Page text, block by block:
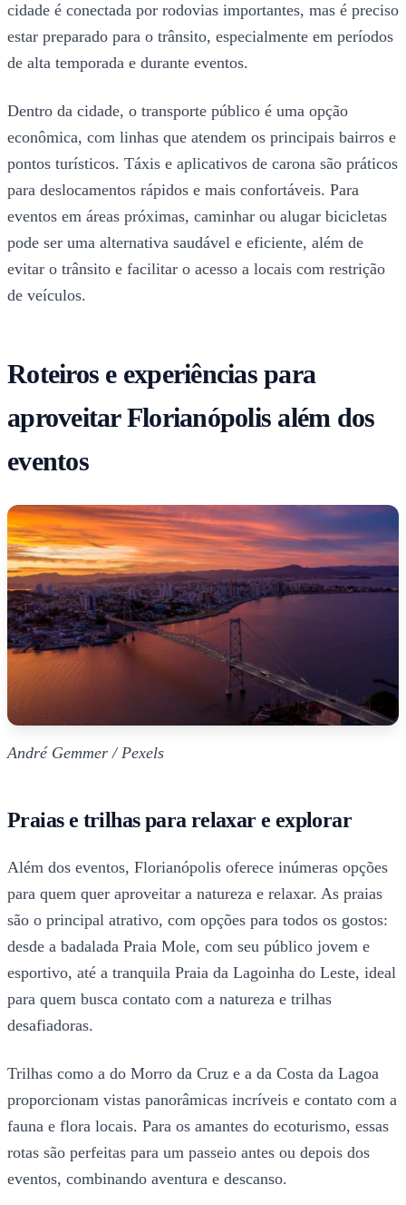
cidade é conectada por rodovias importantes, mas é preciso
estar preparado para o trânsito, especialmente em períodos
de alta temporada e durante eventos.
Dentro da cidade, o transporte público é uma opção
econômica, com linhas que atendem os principais bairros e
pontos turísticos. Táxis e aplicativos de carona são práticos
para deslocamentos rápidos e mais confortáveis. Para
eventos em áreas próximas, caminhar ou alugar bicicletas
pode ser uma alternativa saudável e eficiente, além de
evitar o trânsito e facilitar o acesso a locais com restrição
de veículos.
Roteiros e experiências para
aproveitar Florianópolis além dos
eventos
André Gemmer / Pexels
Praias e trilhas para relaxar e explorar
Além dos eventos, Florianópolis oferece inúmeras opções
para quem quer aproveitar a natureza e relaxar. As praias
são o principal atrativo, com opções para todos os gostos:
desde a badalada Praia Mole, com seu público jovem e
esportivo, até a tranquila Praia da Lagoinha do Leste, ideal
para quem busca contato com a natureza e trilhas
desafiadoras.
Trilhas como a do Morro da Cruz e a da Costa da Lagoa
proporcionam vistas panorâmicas incríveis e contato com a
fauna e flora locais. Para os amantes do ecoturismo, essas
rotas são perfeitas para um passeio antes ou depois dos
eventos, combinando aventura e descanso.